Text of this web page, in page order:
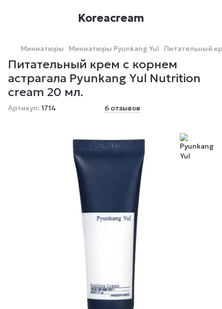
Koreacream
Миниатюры Миниатюры Pyunkang Yul Питательный
Питательный крем с корнем
астрагала Pyunkang Yul Nutrition
cream 20 мл.
Артикул: 1714 6 отзывов